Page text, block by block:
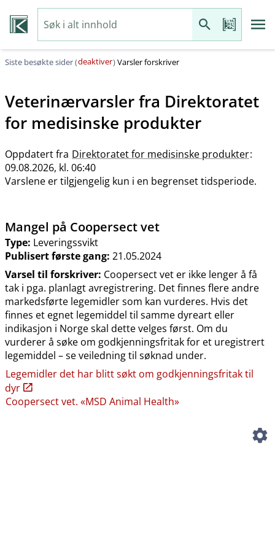
Siste besøkte sider (deaktiver)Varsler forskriver
Veterinærvarsler fra Direktoratet
for medisinske produkter
Oppdatert fra Direktoratet for medisinske produkter:
09.08.2026, kl. 06:40
Varslene er tilgjengelig kun i en begrenset tidsperiode.
Mangel på Coopersect vet
Type: Leveringssvikt
Publisert første gang: 21.05.2024
Varsel til forskriver: Coopersect vet er ikke lenger å få
tak i pga. planlagt avregistrering. Det finnes flere andre
markedsførte legemidler som kan vurderes. Hvis det
finnes et egnet legemiddel til samme dyreart eller
indikasjon i Norge skal dette velges først. Om du
vurderer å søke om godkjenningsfritak for et uregistrert
legemiddel – se veiledning til søknad under.
Legemidler det har blitt søkt om godkjenningsfritak til
dyr
Coopersect vet. «MSD Animal Health»